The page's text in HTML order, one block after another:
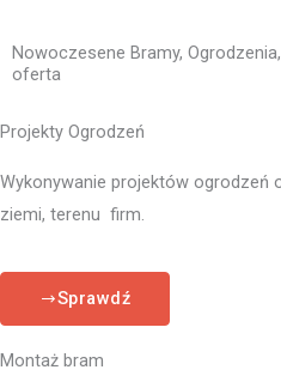
Nowoczesene Bramy,
oferta
Projekty Ogrodzeń
Wykonywanie projektów ogrodzeń
ziemi, terenu firm.
Sprawdź
Montaż bram